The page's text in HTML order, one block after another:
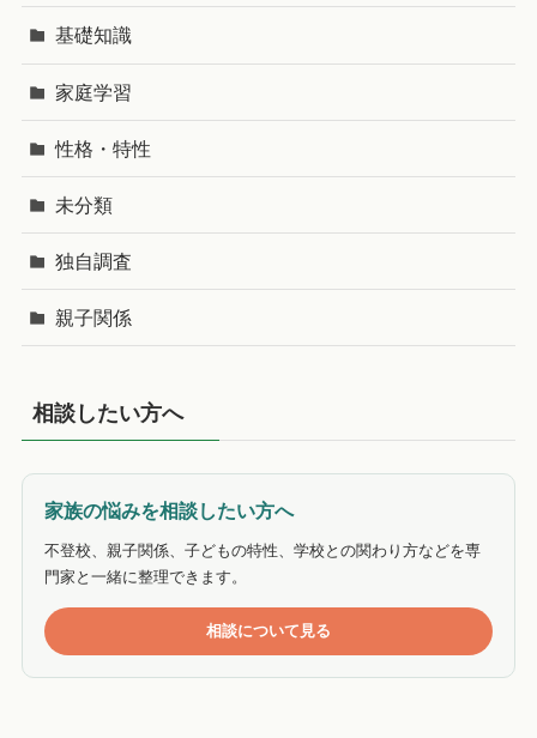
基礎知識
家庭学習
性格・特性
未分類
独自調査
親子関係
相談したい方へ
家族の悩みを相談したい方へ
不登校、親子関係、子どもの特性、学校との関わり方などを専
門家と一緒に整理できます。
相談について見る